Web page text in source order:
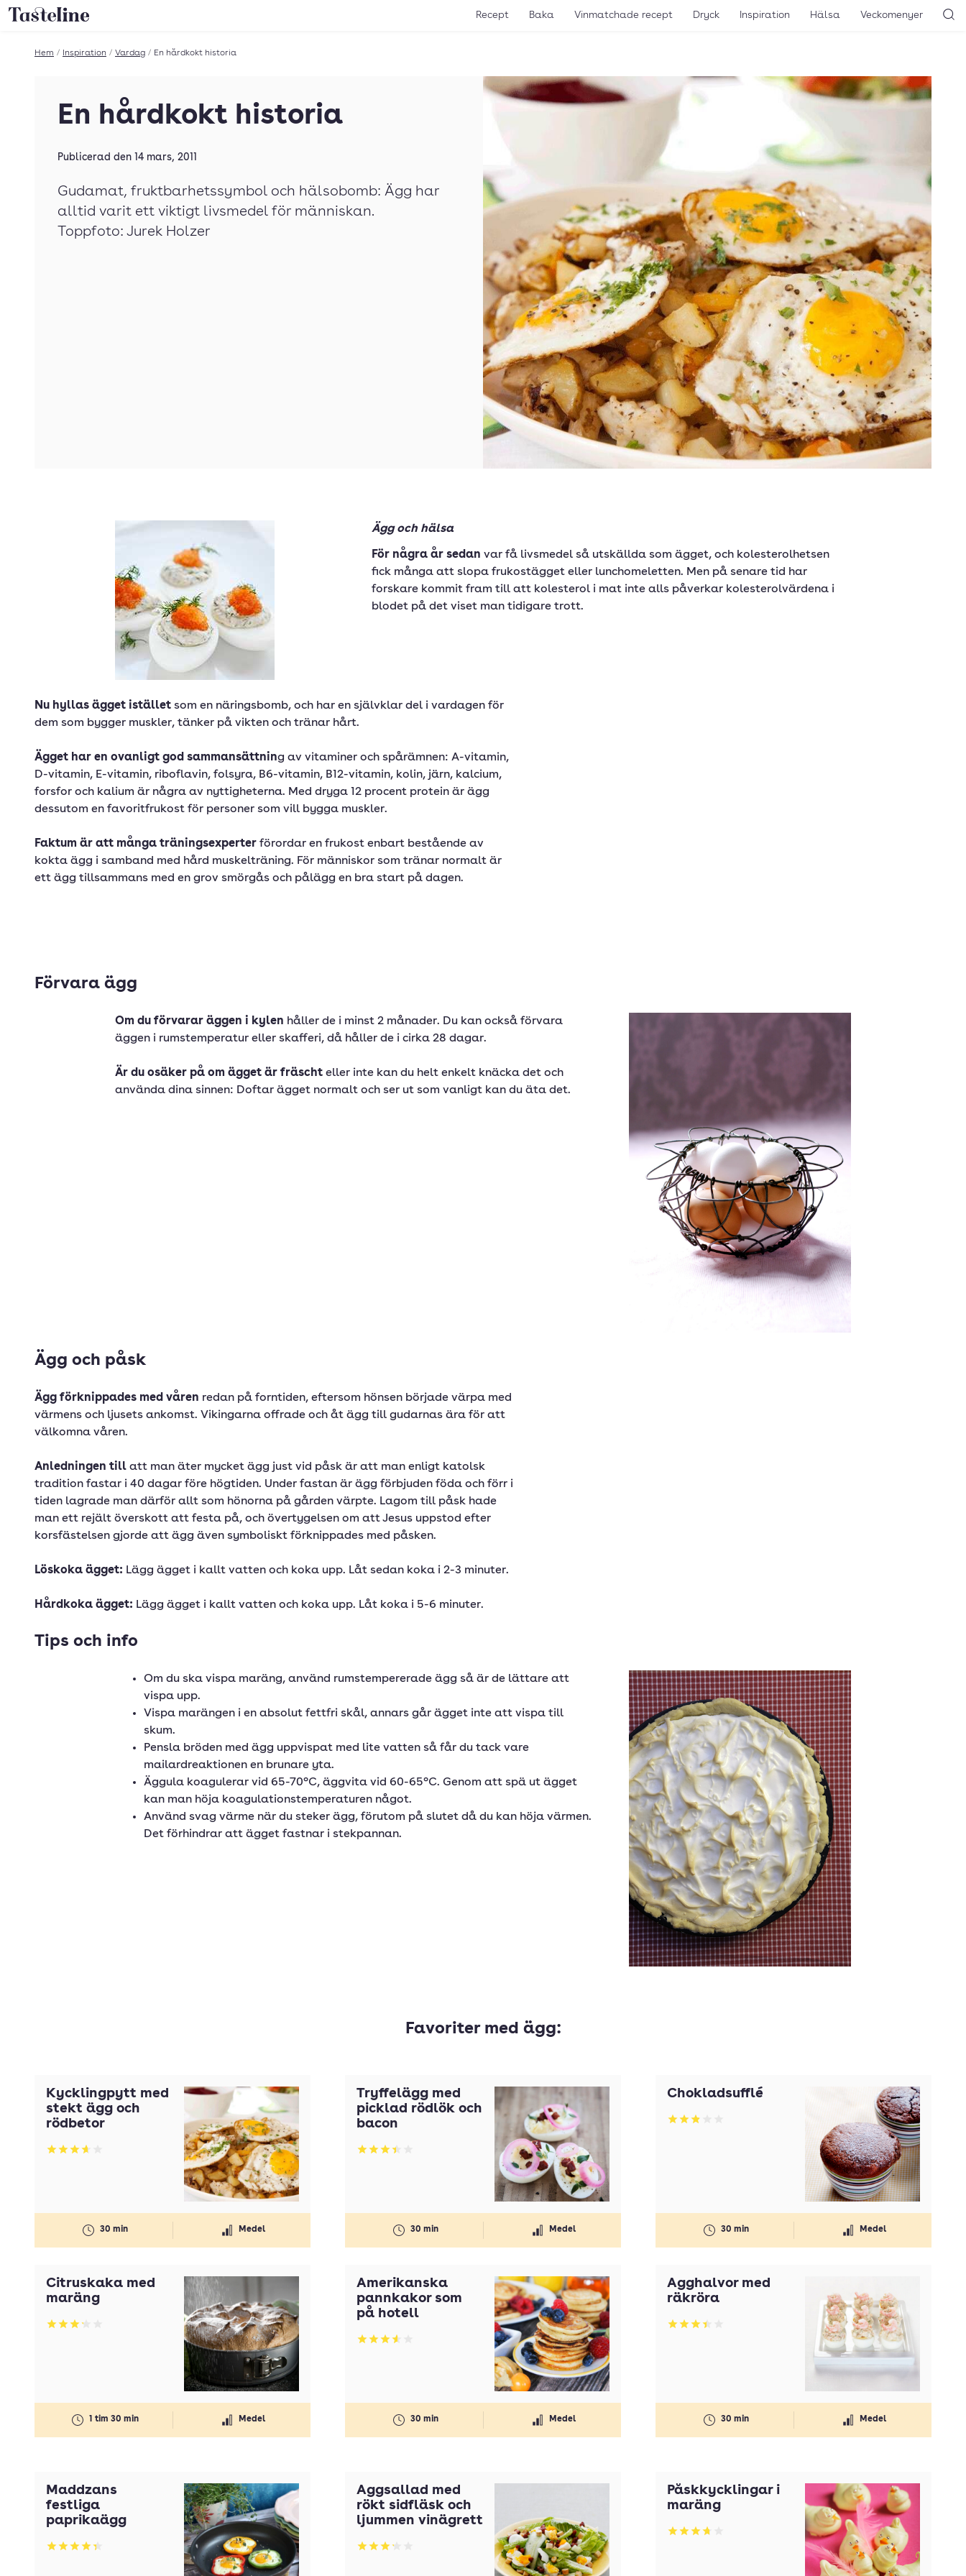
Till Tastelines startsida Recept Baka Vinmatchade recept Dryck Inspiration Hälsa Veckomenyer
Hem / Inspiration / Vardag / En hårdkokt historia
En hårdkokt historia
Publicerad den 14 mars, 2011
Gudamat, fruktbarhetssymbol och hälsobomb: Ägg har
alltid varit ett viktigt livsmedel för människan.
Toppfoto: Jurek Holzer
Ägg och hälsa
För några år sedan var få livsmedel så utskällda som ägget, och kolesterolhetsen
fick många att slopa frukostägget eller lunchomeletten. Men på senare tid har
forskare kommit fram till att kolesterol i mat inte alls påverkar kolesterolvärdena i
blodet på det viset man tidigare trott.
Nu hyllas ägget istället som en näringsbomb, och har en självklar del i vardagen för
dem som bygger muskler, tänker på vikten och tränar hårt.
Ägget har en ovanligt god sammansättning av vitaminer och spårämnen: A-vitamin,
D-vitamin, E-vitamin, riboflavin, folsyra, B6-vitamin, B12-vitamin, kolin, järn, kalcium,
forsfor och kalium är några av nyttigheterna. Med dryga 12 procent protein är ägg
dessutom en favoritfrukost för personer som vill bygga muskler.
Faktum är att många träningsexperter förordar en frukost enbart bestående av
kokta ägg i samband med hård muskelträning. För människor som tränar normalt är
ett ägg tillsammans med en grov smörgås och pålägg en bra start på dagen.
Förvara ägg
Om du förvarar äggen i kylen håller de i minst 2 månader. Du kan också förvara
äggen i rumstemperatur eller skafferi, då håller de i cirka 28 dagar.
Är du osäker på om ägget är fräscht eller inte kan du helt enkelt knäcka det och
använda dina sinnen: Doftar ägget normalt och ser ut som vanligt kan du äta det.
Ägg och påsk
Ägg förknippades med våren redan på forntiden, eftersom hönsen började värpa med
värmens och ljusets ankomst. Vikingarna offrade och åt ägg till gudarnas ära för att
välkomna våren.
Anledningen till att man äter mycket ägg just vid påsk är att man enligt katolsk
tradition fastar i 40 dagar före högtiden. Under fastan är ägg förbjuden föda och förr i
tiden lagrade man därför allt som hönorna på gården värpte. Lagom till påsk hade
man ett rejält överskott att festa på, och övertygelsen om att Jesus uppstod efter
korsfästelsen gjorde att ägg även symboliskt förknippades med påsken.
Löskoka ägget: Lägg ägget i kallt vatten och koka upp. Låt sedan koka i 2-3 minuter.
Hårdkoka ägget: Lägg ägget i kallt vatten och koka upp. Låt koka i 5-6 minuter.
Tips och info
Om du ska vispa maräng, använd rumstempererade ägg så är de lättare att
vispa upp.
Vispa marängen i en absolut fettfri skål, annars går ägget inte att vispa till
skum.
Pensla bröden med ägg uppvispat med lite vatten så får du tack vare
mailardreaktionen en brunare yta.
Äggula koagulerar vid 65-70°C, äggvita vid 60-65°C. Genom att spä ut ägget
kan man höja koagulationstemperaturen något.
Använd svag värme när du steker ägg, förutom på slutet då du kan höja värmen.
Det förhindrar att ägget fastnar i stekpannan.
Favoriter med ägg:
Kycklingpytt med
stekt ägg och
rödbetor
Betyg: 3.68 av 5
30 min Medel
Tryffelägg med
picklad rödlök och
bacon
Betyg: 3.44 av 5
30 min Medel
Chokladsufflé
Betyg: 2.88 av 5
30 min Medel
Citruskaka med
maräng
Betyg: 3.2 av 5
1 tim 30 min Medel
Amerikanska
pannkakor som
på hotell
Betyg: 3.61 av 5
30 min Medel
Ägghalvor med
räkröra
Betyg: 3.45 av 5
30 min Medel
Maddzans
festliga
paprikaägg
Betyg: 4.33 av 5
Äggsallad med
rökt sidfläsk och
ljummen vinägrett
Betyg: 3.17 av 5
Påskkycklingar i
maräng
Betyg: 3.75 av 5